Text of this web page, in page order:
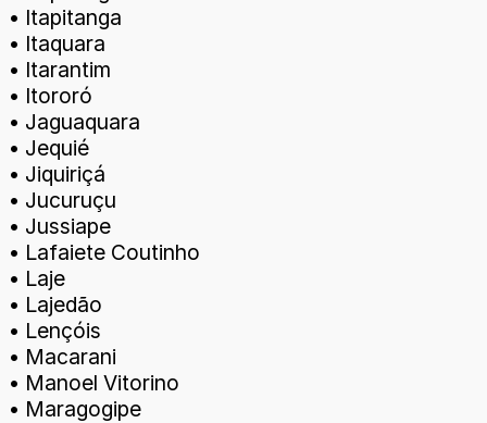
• Itapitanga
• Itaquara
• Itarantim
• Itororó
• Jaguaquara
• Jequié
• Jiquiriçá
• Jucuruçu
• Jussiape
• Lafaiete Coutinho
• Laje
• Lajedão
• Lençóis
• Macarani
• Manoel Vitorino
• Maragogipe